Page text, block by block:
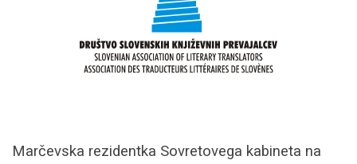
Marčevska rezidentka Sovretovega kabineta na